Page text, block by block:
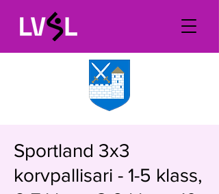
Sportland 3x3
korvpallisari - 1-5 klass,